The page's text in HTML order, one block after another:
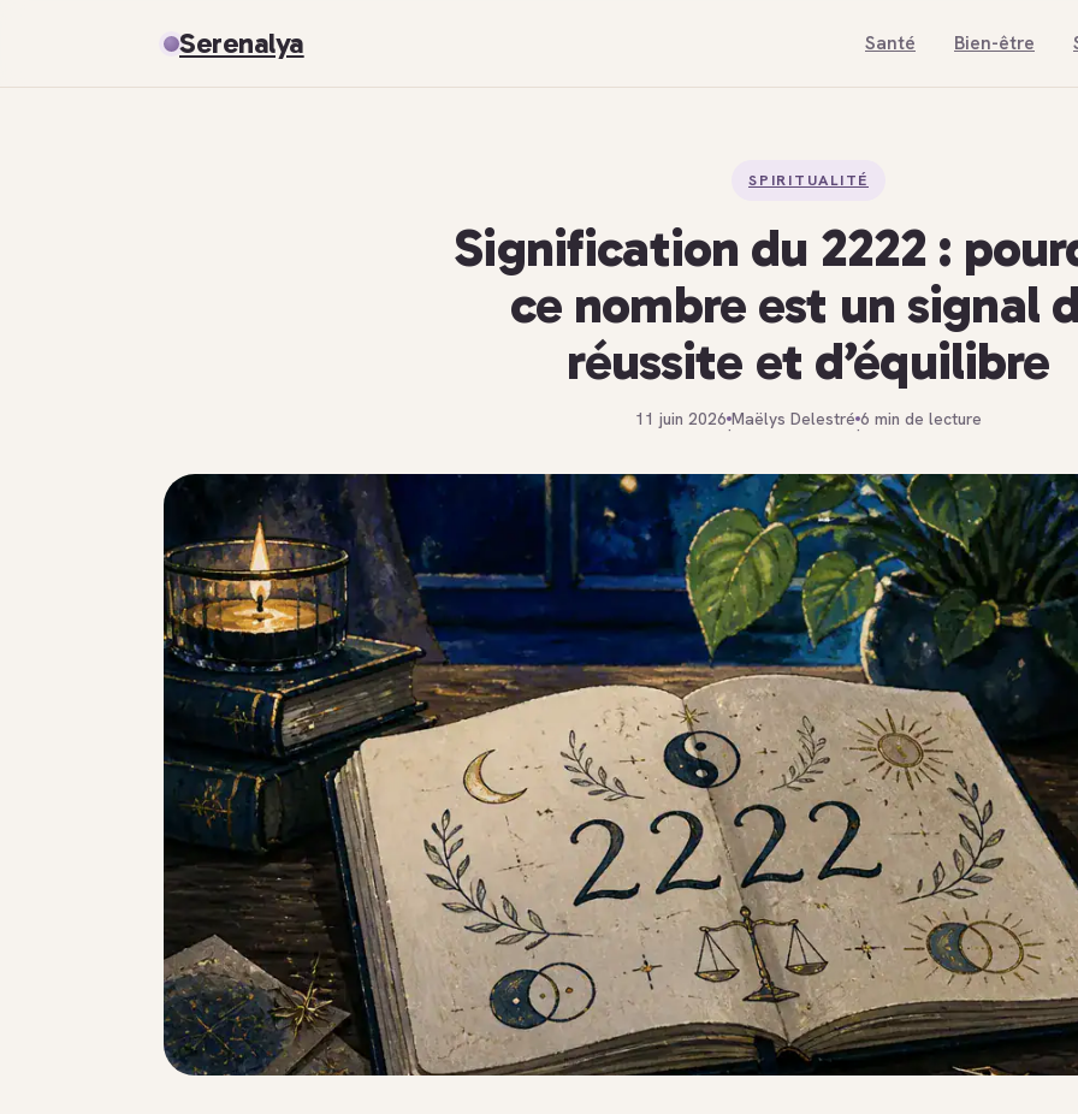
Serenalya Santé Bien-être
SPIRITUALITÉ
Signification du 2222 :
ce nombre est un signal
réussite et d’équilibre
11 juin 2026
·
Maëlys Delestré
·
6 min de lecture